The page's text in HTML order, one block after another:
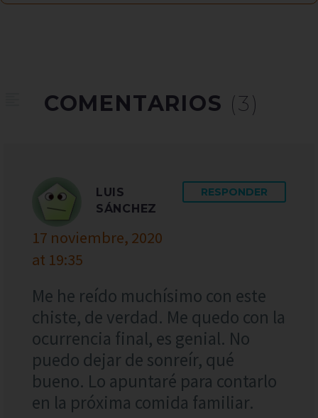
COMENTARIOS (3)
LUIS
SÁNCHEZ
17 noviembre, 2020
at 19:35
RESPONDER
Me he reído muchísimo con este
chiste, de verdad. Me quedo con la
ocurrencia final, es genial. No
puedo dejar de sonreír, qué
bueno. Lo apuntaré para contarlo
en la próxima comida familiar.